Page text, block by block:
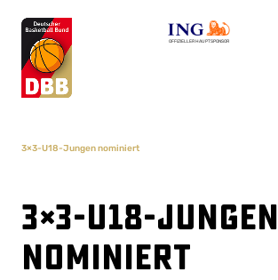
OFFIZIELLER HAUPTSPONSOR
3×3-U18-Jungen nominiert
3×3-U18-Jungen
nominiert